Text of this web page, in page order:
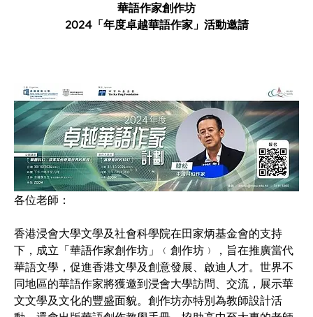
華語作家創作坊
2024「年度卓越華語作家」活動邀請
各位老師：
香港浸會大學文學及社會科學院在田家炳基金會的支持
下，成立「華語作家創作坊」﹙創作坊﹚，旨在推廣當代
華語文學，促進香港文學及創意發展、啟迪人才。世界不
同地區的華語作家將獲邀到浸會大學訪問、交流，展示華
文文學及文化的豐盛面貌。創作坊亦特別為教師設計活